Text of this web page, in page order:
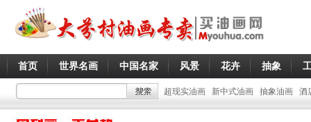
首页 世界名画 中国名家 风景 花卉 抽象
超现实油画 新中式油画 抽象油画 酒